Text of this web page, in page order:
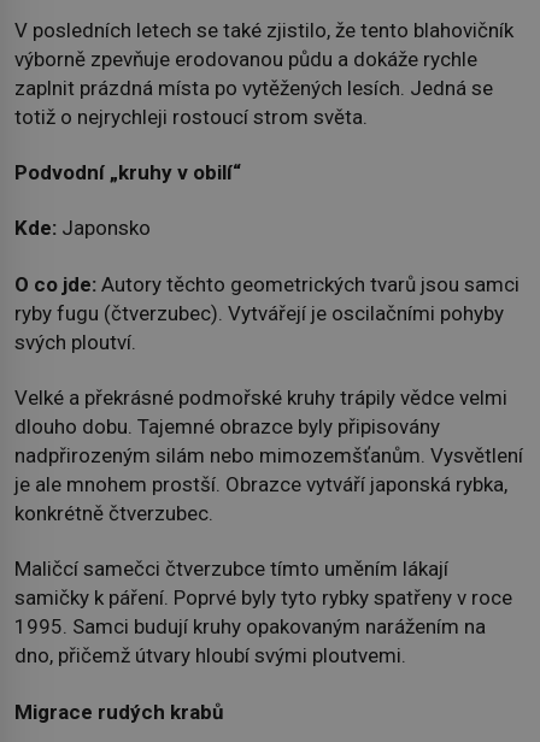
V posledních letech se také zjistilo, že tento blahovičník
výborně zpevňuje erodovanou půdu a dokáže rychle
zaplnit prázdná místa po vytěžených lesích. Jedná se
totiž o nejrychleji rostoucí strom světa.
Podvodní „kruhy v obilí“
Kde: Japonsko
O co jde: Autory těchto geometrických tvarů jsou samci
ryby fugu (čtverzubec). Vytvářejí je oscilačními pohyby
svých ploutví.
Velké a překrásné podmořské kruhy trápily vědce velmi
dlouho dobu. Tajemné obrazce byly připisovány
nadpřirozeným silám nebo mimozemšťanům. Vysvětlení
je ale mnohem prostší. Obrazce vytváří japonská rybka,
konkrétně čtverzubec.
Maličcí samečci čtverzubce tímto uměním lákají
samičky k páření. Poprvé byly tyto rybky spatřeny v roce
1995. Samci budují kruhy opakovaným narážením na
dno, přičemž útvary hloubí svými ploutvemi.
Migrace rudých krabů